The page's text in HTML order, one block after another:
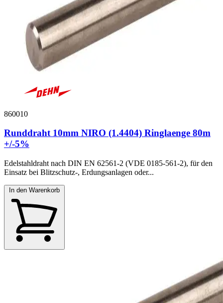
860010
Runddraht 10mm NIRO (1.4404) Ringlaenge 80m
+/-5%
Edelstahldraht nach DIN EN 62561-2 (VDE 0185-561-2), für den
Einsatz bei Blitzschutz-, Erdungsanlagen oder...
In den Warenkorb